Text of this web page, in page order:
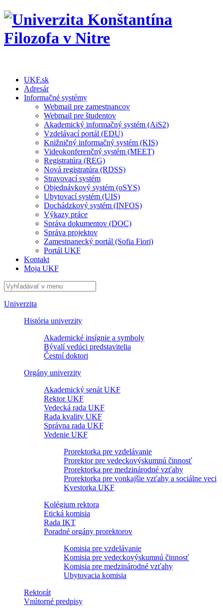
UKF.sk
Adresár
Informačné systémy
Webmail pre zamestnancov
Webmail pre študentov
Akademický informačný systém (AiS2)
Vzdelávací portál (EDU)
Knižničný informačný systém (KIS)
Videokonferenčný systém (MEET)
Registratúra (REG)
Nová registratúra (RDSS)
Stravovací systém
Objednávkový systém (oSYS)
Ubytovací systém (UIS)
Dochádzkový systém (INFOS)
Výkazy práce
Správa dokumentov (DOC)
Správa projektov
Zamestnanecký portál (Sofia Fiori)
Portál UKF
Kontakt
Moja UKF
Univerzita
História univerzity
Akademické insígnie a symboly
Bývalí vedúci predstavitelia
Čestní doktori
Orgány univerzity
Akademický senát UKF
Rektor UKF
Vedecká rada UKF
Rada kvality UKF
Správna rada UKF
Vedenie UKF
Prorektorka pre vzdelávanie
Prorektor pre vedeckovýskumnú činnosť
Prorektorka pre medzinárodné vzťahy
Prorektorka pre vonkajšie vzťahy a sociálne veci
Kvestorka UKF
Kolégium rektora
Etická komisia
Rada IKT
Poradné orgány prorektorov
Komisia pre vzdelávanie
Komisia pre vedeckovýskumnú činnosť
Komisia pre medzinárodné vzťahy
Ubytovacia komisia
Rektorát
Vnútorné predpisy